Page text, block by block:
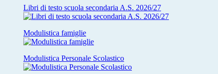
Libri di testo scuola secondaria A.S. 2026/27
Modulistica famiglie
Modulistica Personale Scolastico